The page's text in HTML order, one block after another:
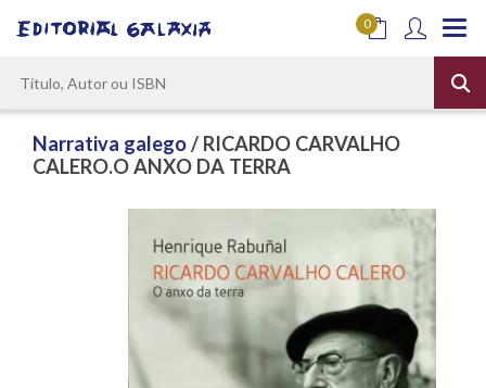
0
Narrativa galego/ RICARDO CARVALHO
CALERO.O ANXO DA TERRA